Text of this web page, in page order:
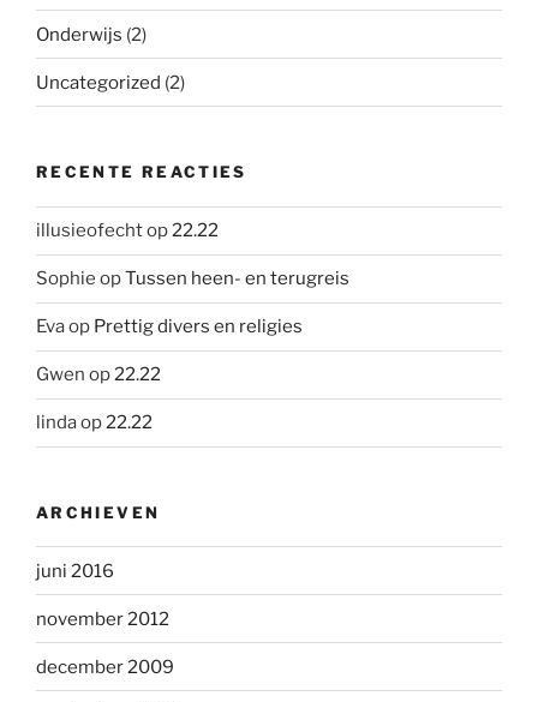
Onderwijs (2)
Uncategorized (2)
RECENTE REACTIES
illusieofechtop22.22
Sophie opTussen heen- en terugreis
Evaop Prettig divers en religies
Gwen op22.22
lindaop22.22
ARCHIEVEN
juni 2016
november 2012
december 2009